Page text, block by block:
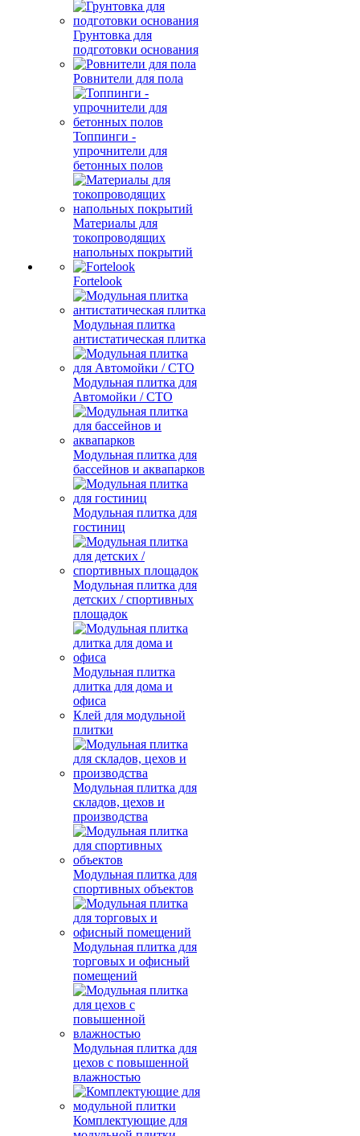
Грунтовка для
подготовки основания
Ровнители для пола
Топпинги -
упрочнители для
бетонных полов
Материалы для
токопроводящих
напольных покрытий
Fortelook
Модульная плитка
антистатическая плитка
Модульная плитка для
Автомойки / СТО
Модульная плитка для
бассейнов и аквапарков
Модульная плитка для
гостиниц
Модульная плитка для
детских / спортивных
площадок
Модульная плитка
длитка для дома и
офиса
Клей для модульной
плитки
Модульная плитка для
складов, цехов и
производства
Модульная плитка для
спортивных объектов
Модульная плитка для
торговых и офисный
помещений
Модульная плитка для
цехов с повышенной
влажностью
Комплектующие для